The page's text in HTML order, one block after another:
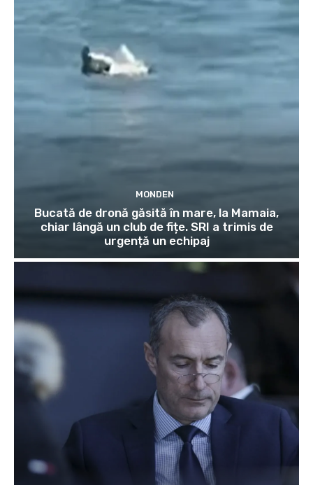
MONDEN
Bucată de dronă găsită în mare, la Mamaia,
chiar lângă un club de fițe. SRI a trimis de
urgență un echipaj